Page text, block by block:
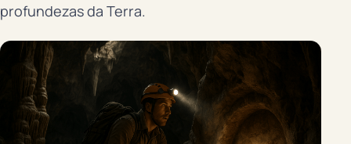
profundezas da Terra.